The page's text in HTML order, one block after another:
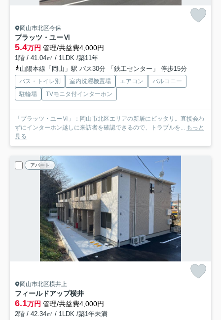
岡山市北区今保
プラッツ・ユーⅥ
5.4万円 管理/共益費4,000円
1階 / 41.04㎡ / 1LDK /築11年
山陽本線「岡山」駅 バス30分 「鉄工センター」 停歩15分
バス・トイレ別 室内洗濯機置場 エアコン
バルコニー
駐輪場
TVモニタ付インターホン
「プラッツ・ユーⅥ」：岡山市北区エリアの新居にピッタリ。直接会わ
ずにインターホン越しに来訪者を確認できるので、トラブルを...
もっと
見る
アパート
岡山市北区横井上
フィールドアップ横井
6.1万円 管理/共益費4,000円
2階 / 42.34㎡ / 1LDK /築1年未満